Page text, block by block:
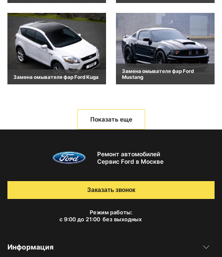
Замена омывателя фар Ford Kuga
Замена омывателя фар Ford
Mustang
Показать еще
Ремонт автомобилей
Сервис Ford в Москве
Режим работы:
с 9:00 до 21:00 без выходных
Заказать звонок
Информация